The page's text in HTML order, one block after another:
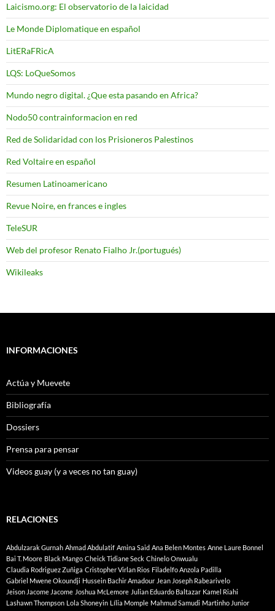
Laicismo.org: El observatorio de la laicidad
Le Monde Diplomatique en español
LitERaFRicA
LQS: LoQueSomos
Mundo negro digital. ¿Que esta pasando en Africa?
Nodo50 contrainformacion en red
Red de Solidaridad con los Prisioneros Palestinos
Red Voltaire en español
Resumen Latinoamericano
Revue Noire, en frances e ingles
TeleSUR
Web del profesor Renato Fialho Jr.(portugués)
Wikileaks
INFORMACIONES
Actúa y Muevete
Bibliografía
Dossiers
Prensa para pensar
Videos guay (y a veces no tan guay)
RELACIONES
Abdulzarak Gurnah Ahmad Abdulatif Amina Said Ana Belen Montes Anne Laure Bonnel
Bai T. Moore Black Mango Cheick Tidiane Seck Chinelo Onwualu
Claudia Rodriguez Zuñiga Cristopher Virlan Rios Filadelfo Anzola Padilla
Gabriel Mwene Okoundji Hussein Bachir Amadour Jean Joseph Rabearivelo
Jeison Jacome Jacome Joshua McLemore Julian Eduardo Baltazar Kamel Riahi
Lashawn Thompson Lola Shoneyin Lília Momple Mahmud Samudi Martinho Junior